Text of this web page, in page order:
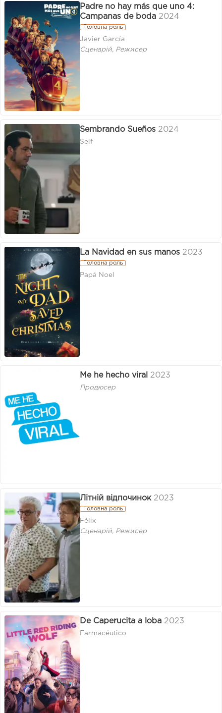
Padre no hay más que uno 4:
Campanas de boda 2024
Головна роль
Javier García
Сценарій, Режисер
Sembrando Sueños 2024
Self
La Navidad en sus manos 2023
Головна роль
Papá Noel
Me he hecho viral 2023
Продюсер
Літній відпочинок 2023
Головна роль
Félix
Сценарій, Режисер
De Caperucita a loba 2023
Farmacéutico